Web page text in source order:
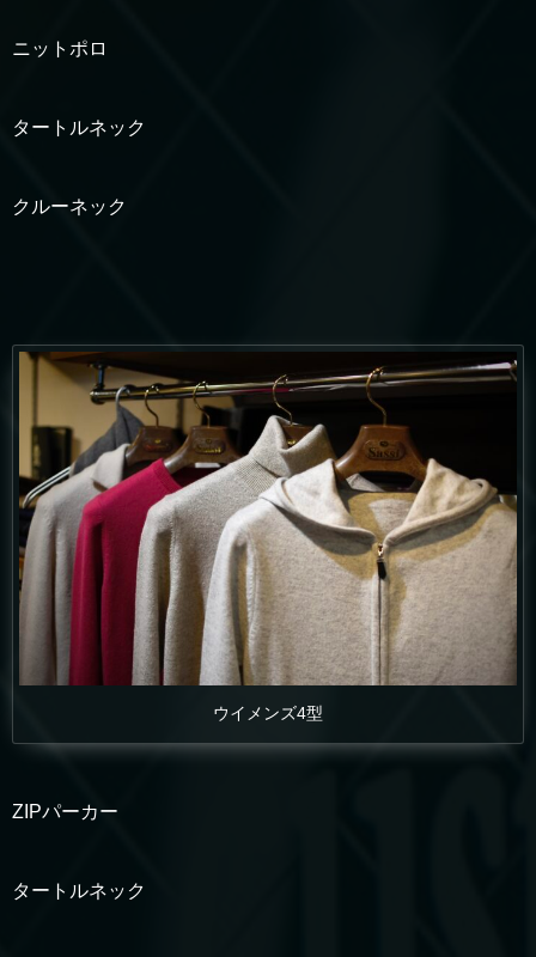
ニットポロ
タートルネック
クルーネック
ウイメンズ4型
ZIPパーカー
タートルネック